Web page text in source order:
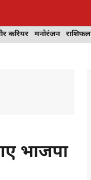
करियर मनोरंजन राशिफल
भाजपा